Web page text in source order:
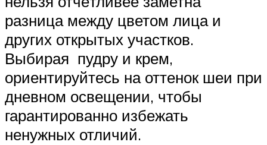
разница между цветом лица и
других открытых участков.
Выбирая пудру и крем,
ориентируйтесь на оттенок шеи при
дневном освещении, чтобы
гарантированно избежать
ненужных отличий.